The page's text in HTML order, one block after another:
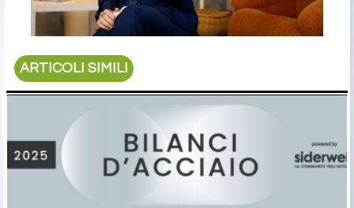
ARTICOLI SIMILI